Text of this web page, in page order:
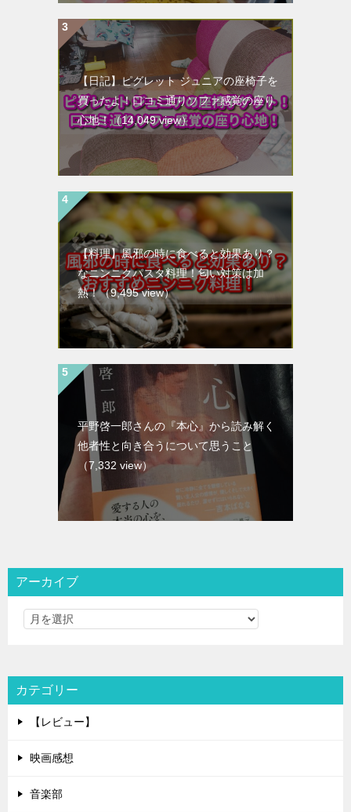
【日記】ピグレット ジュニアの座椅子を
買ったよ！口コミ通りソファ感覚の座り
心地！（14,049 view）
【料理】風邪の時に食べると効果あり？
なニンニクパスタ料理！匂い対策は加
熱！（9,495 view）
平野啓一郎さんの『本心』から読み解く
他者性と向き合うについて思うこと
（7,332 view）
アーカイブ
カテゴリー
【レビュー】
映画感想
音楽部